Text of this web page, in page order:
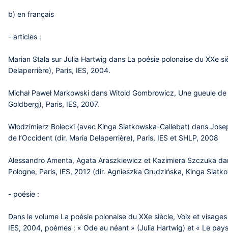
b) en français
- articles :
Marian Stala sur Julia Hartwig dans La poésie polonaise du XXe
Delaperrière), Paris, IES, 2004.
Michał Paweł Markowski dans Witold Gombrowicz, Une gueule
Goldberg), Paris, IES, 2007.
Włodzimierz Bolecki (avec Kinga Siatkowska-Callebat) dans
de l’Occident (dir. Maria Delaperrière), Paris, IES et SHLP, 2008
Alessandro Amenta, Agata Araszkiewicz et Kazimiera Szczuka
Pologne, Paris, IES, 2012 (dir. Agnieszka Grudzińska, Kinga
- poésie :
Dans le volume La poésie polonaise du XXe siècle, Voix et
IES, 2004, poèmes : « Ode au néant » (Julia Hartwig) et « Le